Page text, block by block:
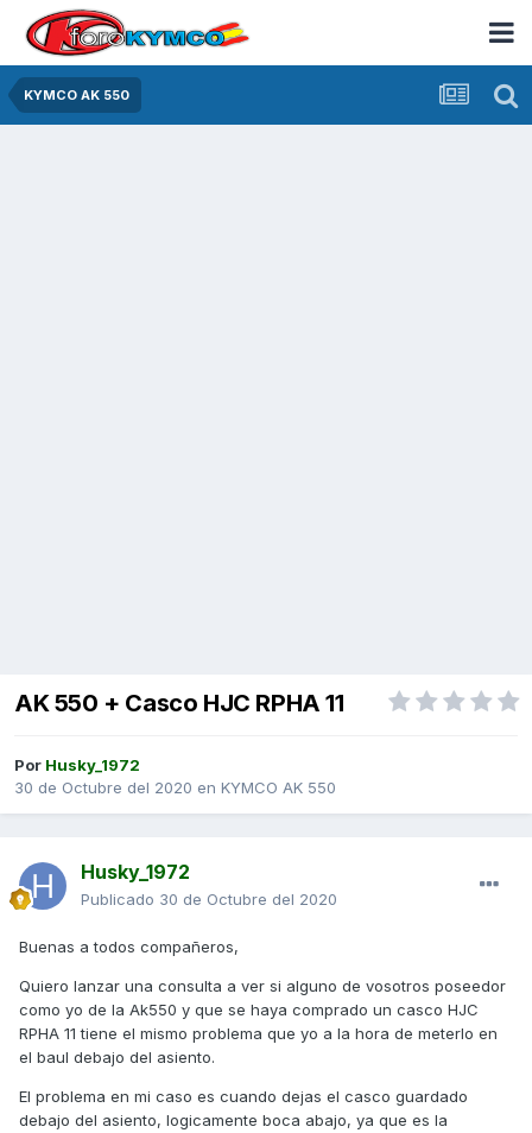
KYMCO AK 550
AK 550 + Casco HJC RPHA 11
Por Husky_1972
30 de Octubre del 2020 en KYMCO AK 550
Husky_1972
Publicado 30 de Octubre del 2020
Buenas a todos compañeros,
Quiero lanzar una consulta a ver si alguno de vosotros poseedor
como yo de la Ak550 y que se haya comprado un casco HJC
RPHA 11 tiene el mismo problema que yo a la hora de meterlo en
el baul debajo del asiento.
El problema en mi caso es cuando dejas el casco guardado
debajo del asiento, logicamente boca abajo, ya que es la